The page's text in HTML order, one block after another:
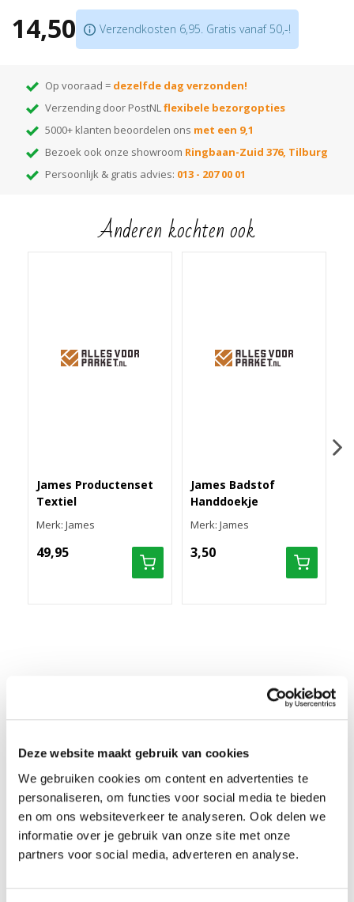
Deze website maakt gebruik van cookies
We gebruiken cookies om content en advertenties te
personaliseren, om functies voor social media te bieden
en om ons websiteverkeer te analyseren. Ook delen we
informatie over je gebruik van onze site met onze
partners voor social media, adverteren en analyse.
Biologisch afbreekbaar en pH neutraal
14,50 Verzendkosten 6,95. Gratis vanaf 50,-!
Op vooraad = dezelfde dag verzonden!
Verzending door PostNLflexibele bezorgopties
5000+ klanten beoordelen ons met een 9,1
Bezoek ook onze showroom Ringbaan-Zuid 376, Tilburg
Persoonlijk & gratis advies: 013 - 207 00 01
Anderen kochten ook
James Productenset
Textiel
Merk: James
49,95
James Badstof
Handdoekje
Merk: James
3,50
James Cleanmaster is een speciale reiniger voor een grondige
onderhoudsbeurt van synthetische tapijt- en meubelstoffen (en
vlekken
Uitsluitend in combinatie met sproei-extractie machine
toepassen
Reinigt veilig, zonder versnelde hervervuiling te veroorzaken
Herstelt de oorspronkelijke vuilwerende eigenschappen